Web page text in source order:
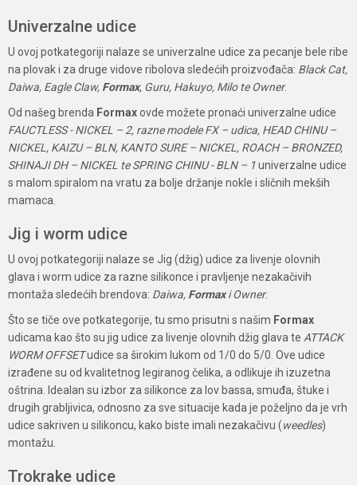
Univerzalne udice
U ovoj potkategoriji nalaze se univerzalne udice za pecanje bele ribe
na plovak i za druge vidove ribolova sledećih proizvođača: Black Cat,
Daiwa, Eagle Claw, Formax, Guru, Hakuyo, Milo te Owner.
Od našeg brenda Formaxovde možete pronaći univerzalne udice
FAUCTLESS - NICKEL – 2, razne modele FX – udica, HEAD CHINU –
NICKEL, KAIZU – BLN, KANTO SURE – NICKEL, ROACH – BRONZED,
SHINAJI DH – NICKEL te SPRING CHINU - BLN – 1univerzalne udice
s malom spiralom na vratu za bolje držanje nokle i sličnih mekših
mamaca.
Jig i worm udice
U ovoj potkategoriji nalaze se Jig (džig) udice za livenje olovnih
glava i worm udice za razne silikonce i pravljenje nezakačivih
montaža sledećih brendova: Daiwa, Formaxi Owner.
Što se tiče ove potkategorije, tu smo prisutni s našim Formax
udicama kao što su jig udice za livenje olovnih džig glava te ATTACK
WORM OFFSETudice sa širokim lukom od 1/0 do 5/0. Ove udice
izrađene su od kvalitetnog legiranog čelika, a odlikuje ih izuzetna
oštrina. Idealan su izbor za silikonce za lov bassa, smuđa, štuke i
drugih grabljivica, odnosno za sve situacije kada je poželjno da je vrh
udice sakriven u silikoncu, kako biste imali nezakačivu (weedles)
montažu.
Trokrake udice